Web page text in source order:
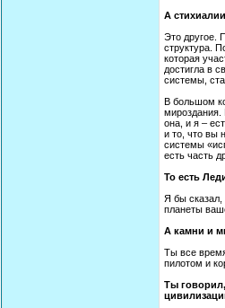
А
Это другое.
структура.
которая
достигла в
системы,
В большом
она, и я –
и то, что вы
системы
есть часть
То есть
Я бы сказал,
планеты
А камни и
Ты все
пилотом и
Ты говорил,